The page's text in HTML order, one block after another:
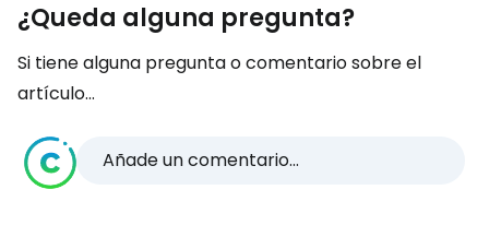
¿Queda alguna pregunta?
Si tiene alguna pregunta o comentario sobre el
artículo...
Añade un comentario...